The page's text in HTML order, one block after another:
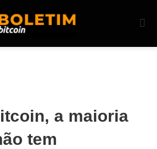
a maioria
tem